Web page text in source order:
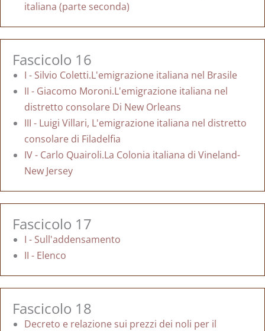
italiana (parte seconda)
Fascicolo 16
I - Silvio Coletti.L'emigrazione italiana nel Brasile
II - Giacomo Moroni.L'emigrazione italiana nel
distretto consolare Di New Orleans
III - Luigi Villari, L'emigrazione italiana nel distretto
consolare di Filadelfia
IV - Carlo Quairoli.La Colonia italiana di Vineland-
New Jersey
Fascicolo 17
I - Sull'addensamento
II - Elenco
Fascicolo 18
Decreto e relazione sui prezzi dei noli per il